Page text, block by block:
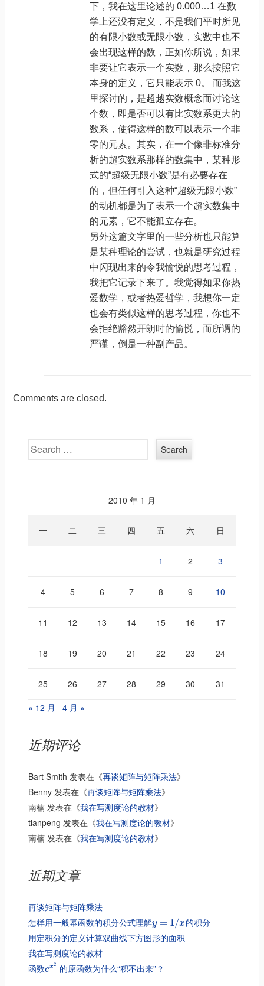
下，我在这里论述的 0.000…1 在数
学上还没有定义，不是我们平时所见
的有限小数或无限小数，实数中也不
会出现这样的数，正如你所说，如果
非要让它表示一个实数，那么按照它
本身的定义，它只能表示 0。 而我这
里探讨的，是超越实数概念而讨论这
个数，即是否可以有比实数系更大的
数系，使得这样的数可以表示一个非
零的元素。其实，在一个像非标准分
析的超实数系那样的数集中，某种形
式的“超级无限小数”是有必要存在
的，但任何引入这种“超级无限小数”
的动机都是为了表示一个超实数集中
的元素，它不能孤立存在。
另外这篇文字里的一些分析也只能算
是某种理论的尝试，也就是研究过程
中闪现出来的令我愉悦的思考过程，
我把它记录下来了。我觉得如果你热
爱数学，或者热爱哲学，我想你一定
也会有类似这样的思考过程，你也不
会拒绝豁然开朗时的愉悦，而所谓的
严谨，倒是一种副产品。
Comments are closed.
Search
2010 年 1 月
一 二 三 四 五 六 日
1 2 3
4 5 6 7 8 9 10
11 12 13 14 15 16 17
18 19 20 21 22 23 24
25 26 27 28 29 30
31
« 12 月
4 月 »
近期评论
Bart Smith 发表在《再谈矩阵与矩阵乘法》
Benny发表在《再谈矩阵与矩阵乘法》
南楠发表在《我在写测度论的教材》
tianpeng 发表在《我在写测度论的教材》
南楠发表在《我在写测度论的教材》
近期文章
再谈矩阵与矩阵乘法
怎样用一般幂函数的积分公式理解y = 1/x的积分
用定积分的定义计算双曲线下方图形的面积
我在写测度论的教材
函数ex2 的原函数为什么“积不出来”？